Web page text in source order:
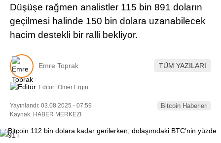
Telegram
Düşüşe rağmen analistler 115 bin 891 doların
geçilmesi halinde 150 bin dolara uzanabilecek
hacim destekli bir ralli bekliyor.
Emre Toprak TÜM YAZILARI
Editör: Ömer Ergin
Yayınlandı: 03.08.2025 - 07:59
Kaynak: HABER MERKEZI
Bitcoin Haberleri